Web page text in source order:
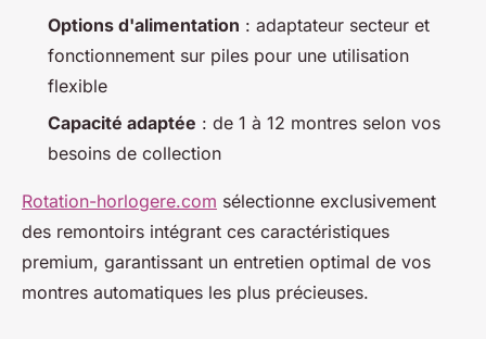
Options d'alimentation : adaptateur secteur et
fonctionnement sur piles pour une utilisation
flexible
Capacité adaptée : de 1 à 12 montres selon vos
besoins de collection
Rotation-horlogere.com sélectionne exclusivement
des remontoirs intégrant ces caractéristiques
premium, garantissant un entretien optimal de vos
montres automatiques les plus précieuses.